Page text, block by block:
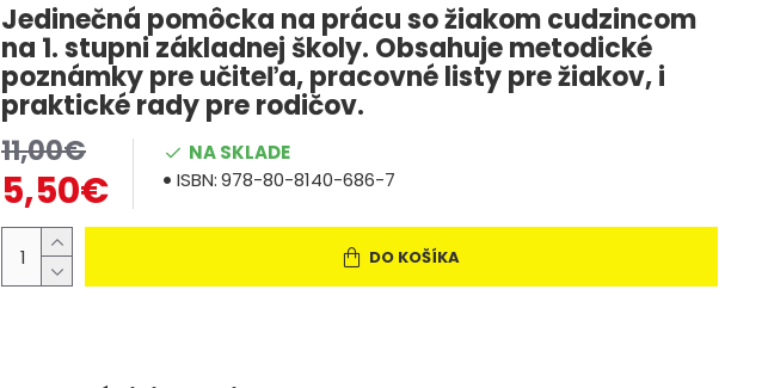
Jedinečná pomôcka na prácu so žiakom cudzincom
na 1. stupni základnej školy. Obsahuje metodické
poznámky pre učiteľa, pracovné listy pre žiakov, i
praktické rady pre rodičov.
5,50€
11,00€
NA SKLADE
ISBN:978-80-8140-686-7
DO KOŠÍKA